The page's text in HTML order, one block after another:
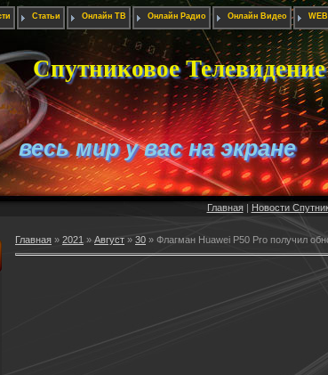
Статьи Онлайн ТВ Онлайн Радио Онлайн Видео
Спутниковое
весь мир у вас на экране
Главная| Новости
Главная » 2021 » Август » 30 » Флагман Huawei P50 Pro получил